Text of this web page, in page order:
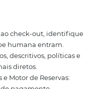
abandona a compra.
por demanda, lead
mantenha paridade de